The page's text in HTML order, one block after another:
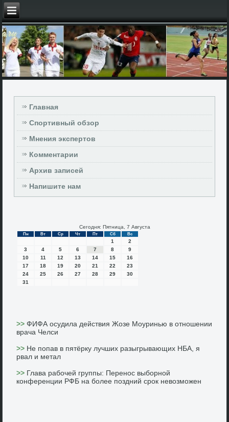
Главная
Спортивный обзор
Мнения экспертов
Комментарии
Архив записей
Напишите нам
Сегодня: Пятница, 7 Августа
Пн Вт Ср Чт Пт Сб Вс
1
2
3
4 5 6 7 8
9
10
11 12 13 14 15
16
17
18 19 20 21 22
23
24
25 26 27 28 29
30
31
>>ФИФА осудила действия Жозе Моуринью в отношении
врача Челси
>> Не попав в пятёрку лучших разыгрывающих НБА, я
рвал и метал
>> Глава рабочей группы: Перенос выборной
конференции РФБ на более поздний срок невозможен